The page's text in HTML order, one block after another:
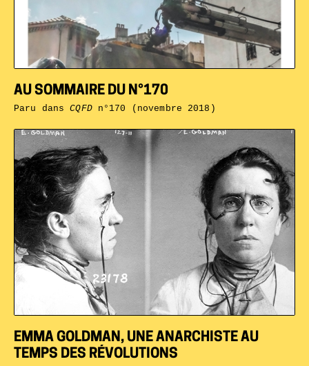
EMMA GOLDMAN, UNE ANARCHISTE AU
TEMPS DES RÉVOLUTIONS
AU SOMMAIRE DU N°170
Paru dansCQFDn°170 (novembre 2018)